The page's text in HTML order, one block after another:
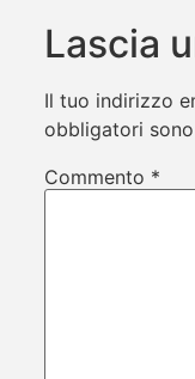
Lascia
Il tuo indirizzo
obbligatori
Commento *